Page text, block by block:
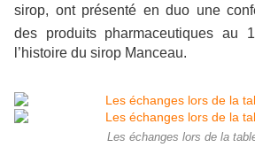
sirop, ont présenté en duo une
des produits pharmaceutiques au
l’histoire du sirop Manceau.
Les échanges lors de la